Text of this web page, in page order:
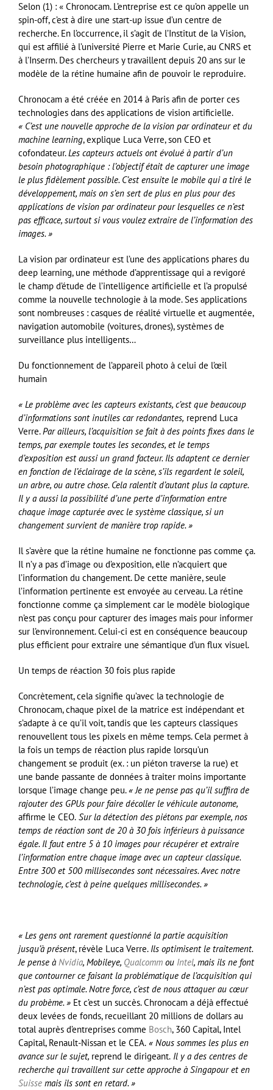
Selon (1) : « Chronocam. L’entreprise est ce qu’on appelle un
spin-off, c’est à dire une start-up issue d’un centre de
recherche. En l’occurrence, il s’agit de l’Institut de la Vision,
qui est affilié à l’université Pierre et Marie Curie, au CNRS et
à l’Inserm. Des chercheurs y travaillent depuis 20 ans sur le
modèle de la rétine humaine afin de pouvoir le reproduire.
Chronocam a été créée en 2014 à Paris afin de porter ces
technologies dans des applications de vision artificielle.
« C’est une nouvelle approche de la vision par ordinateur et du
machine learning, explique Luca Verre, son CEO et
cofondateur.Les capteurs actuels ont évolué à partir d’un
besoin photographique : l’objectif était de capturer une image
le plus fidèlement possible. C’est ensuite le mobile qui a tiré le
développement, mais on s’en sert de plus en plus pour des
applications de vision par ordinateur pour lesquelles ce n’est
pas efficace, surtout si vous voulez extraire de l’information des
images. »
La vision par ordinateur est l’une des applications phares du
deep learning, une méthode d’apprentissage qui a revigoré
le champ d’étude de l’intelligence artificielle et l’a propulsé
comme la nouvelle technologie à la mode. Ses applications
sont nombreuses : casques de réalité virtuelle et augmentée,
navigation automobile (voitures, drones), systèmes de
surveillance plus intelligents…
Du fonctionnement de l’appareil photo à celui de l’œil
humain
« Le problème avec les capteurs existants, c’est que beaucoup
d’informations sont inutiles car redondantes, reprend Luca
Verre.Par ailleurs, l’acquisition se fait à des points fixes dans le
temps, par exemple toutes les secondes, et le temps
d’exposition est aussi un grand facteur. Ils adaptent ce dernier
en fonction de l’éclairage de la scène, s’ils regardent le soleil,
un arbre, ou autre chose. Cela ralentit d’autant plus la capture.
Il y a aussi la possibilité d’une perte d’information entre
chaque image capturée avec le système classique, si un
changement survient de manière trop rapide. »
Il s’avère que la rétine humaine ne fonctionne pas comme ça.
Il n’y a pas d’image ou d’exposition, elle n’acquiert que
l’information du changement. De cette manière, seule
l’information pertinente est envoyée au cerveau. La rétine
fonctionne comme ça simplement car le modèle biologique
n’est pas conçu pour capturer des images mais pour informer
sur l’environnement. Celui-ci est en conséquence beaucoup
plus efficient pour extraire une sémantique d’un flux visuel.
Un temps de réaction 30 fois plus rapide
Concrètement, cela signifie qu’avec la technologie de
Chronocam, chaque pixel de la matrice est indépendant et
s’adapte à ce qu’il voit, tandis que les capteurs classiques
renouvellent tous les pixels en même temps. Cela permet à
la fois un temps de réaction plus rapide lorsqu’un
changement se produit (ex. : un piéton traverse la rue) et
une bande passante de données à traiter moins importante
lorsque l’image change peu.« Je ne pense pas qu’il suffira de
rajouter des GPUs pour faire décoller le véhicule autonome,
affirme le CEO. Sur la détection des piétons par exemple, nos
temps de réaction sont de 20 à 30 fois inférieurs à puissance
égale. Il faut entre 5 à 10 images pour récupérer et extraire
l’information entre chaque image avec un capteur classique.
Entre 300 et 500 millisecondes sont nécessaires. Avec notre
technologie, c’est à peine quelques millisecondes. »
« Les gens ont rarement questionné la partie acquisition
jusqu’à présent, révèle Luca Verre. Ils optimisent le traitement.
Je pense à Nvidia, Mobileye, Qualcomm ou Intel, mais ils ne font
que contourner ce faisant la problématique de l’acquisition qui
n’est pas optimale. Notre force, c’est de nous attaquer au cœur
du probème. » Et c’est un succès. Chronocam a déjà effectué
deux levées de fonds, recueillant 20 millions de dollars au
total auprès d’entreprises comme Bosch, 360 Capital, Intel
Capital, Renault-Nissan et le CEA. « Nous sommes les plus en
avance sur le sujet, reprend le dirigeant. Il y a des centres de
recherche qui travaillent sur cette approche à Singapour et en
Suisse mais ils sont en retard. »